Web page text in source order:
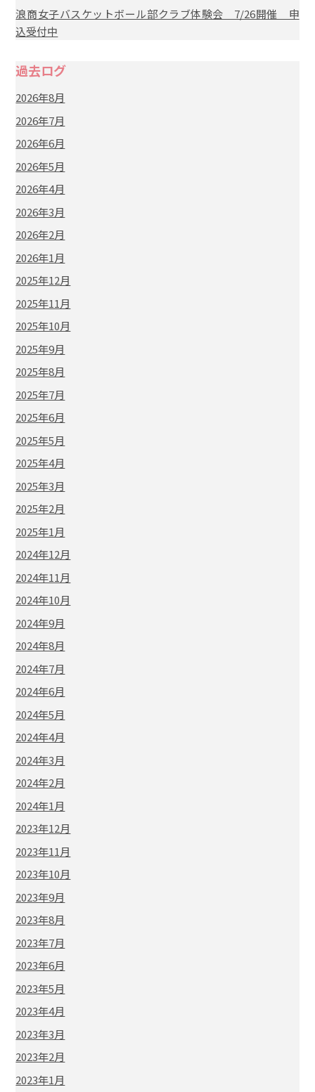
浪商女子バスケットボール部クラブ体験会 7/26開催 申
込受付中
過去ログ
2026年8月
2026年7月
2026年6月
2026年5月
2026年4月
2026年3月
2026年2月
2026年1月
2025年12月
2025年11月
2025年10月
2025年9月
2025年8月
2025年7月
2025年6月
2025年5月
2025年4月
2025年3月
2025年2月
2025年1月
2024年12月
2024年11月
2024年10月
2024年9月
2024年8月
2024年7月
2024年6月
2024年5月
2024年4月
2024年3月
2024年2月
2024年1月
2023年12月
2023年11月
2023年10月
2023年9月
2023年8月
2023年7月
2023年6月
2023年5月
2023年4月
2023年3月
2023年2月
2023年1月